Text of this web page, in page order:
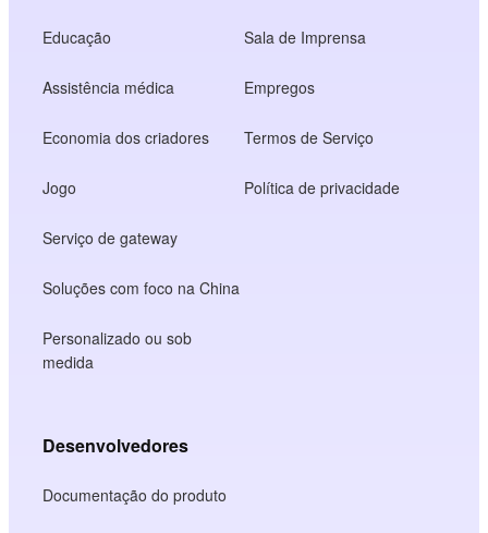
Educação
Assistência médica
Economia dos criadores
Jogo
Serviço de gateway
Soluções com foco na China
Personalizado ou sob
medida
Sala de Imprensa
Empregos
Termos de Serviço
Política de privacidade
Desenvolvedores
Documentação do produto